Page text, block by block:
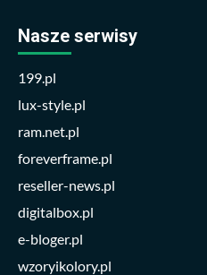
Nasze serwisy
199.pl
lux-style.pl
ram.net.pl
foreverframe.pl
reseller-news.pl
digitalbox.pl
e-bloger.pl
wzoryikolory.pl